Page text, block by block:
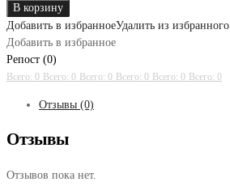
В корзину
Добавить в избранноеУдалить из избранного
Добавить в избранное
Репост (0)
Всего: 0 Всего: 0 Всего: 0 Всего: 0 Всего: 0 Всего: 0
Отзывы (0)
Отзывы
Отзывов пока нет.